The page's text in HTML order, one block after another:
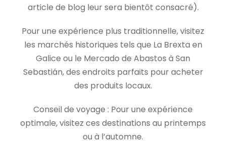
article de blog leur sera bientôt consacré).
Pour une expérience plus traditionnelle, visitez
les marchés historiques tels que La Brexta en
Galice ou le Mercado de Abastos à San
Sebastián, des endroits parfaits pour acheter
des produits locaux.
Conseil de voyage : Pour une expérience
optimale, visitez ces destinations au printemps
ou à l’automne.